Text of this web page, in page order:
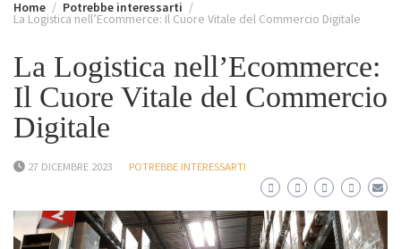
Home Potrebbe interessarti
La Logistica nell’Ecommerce: Il Cuore Vitale del Commercio Digitale
La Logistica nell’Ecommerce:
Il Cuore Vitale del Commercio
Digitale
27 DICEMBRE 2023 POTREBBE INTERESSARTI